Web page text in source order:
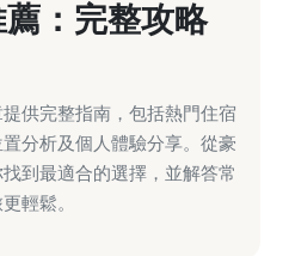
：完整攻略
供完整指南，包括熱門住宿
分析及個人體驗分享。從豪
到最適合的選擇，並解答常
輕鬆。